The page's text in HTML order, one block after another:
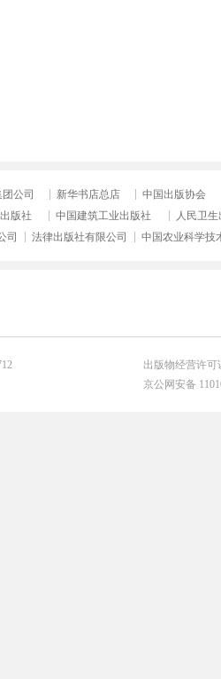
公司 新华书店总店
中国出版协会
版社 中国建筑工业出版社
人民卫
司
法律出版社有限公司 中国农业科学技
出版物经营许可
京公网安备